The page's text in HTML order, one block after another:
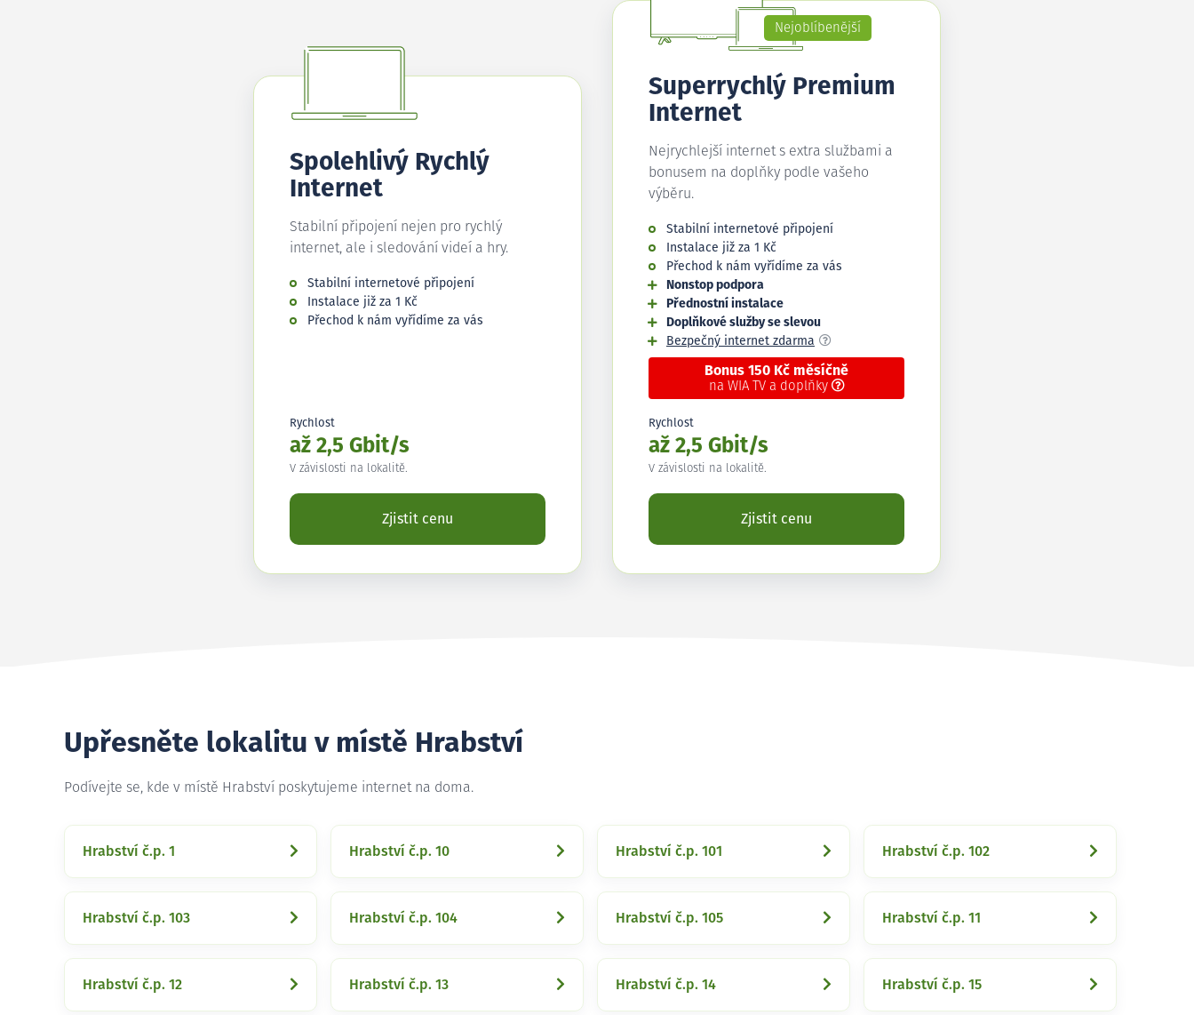
Spolehlivý Rychlý
Internet
Stabilní připojení nejen pro rychlý
internet, ale i sledování videí a hry.
Stabilní internetové připojení
Instalace již za 1 Kč
Přechod k nám vyřídíme za vás
Rychlost
až 2,5 Gbit/s
V závislosti na lokalitě.
Zjistit cenu
Nejoblíbenější
Superrychlý Premium
Internet
Nejrychlejší internet s extra službami a
bonusem na doplňky podle vašeho
výběru.
Stabilní internetové připojení
Instalace již za 1 Kč
Přechod k nám vyřídíme za vás
Nonstop podpora
Přednostní instalace
Doplňkové služby se slevou
Bezpečný internet zdarma
Bonus 150 Kč měsíčně
na WIA TV a doplňky
Rychlost
až 2,5 Gbit/s
V závislosti na lokalitě.
Zjistit cenu
Upřesněte lokalitu v místě Hrabství
Podívejte se, kde v místě Hrabství poskytujeme internet na doma.
Hrabství č.p. 1 Hrabství č.p. 10 Hrabství č.p. 101 Hrabství č.p. 102
Hrabství č.p. 103 Hrabství č.p. 104 Hrabství č.p. 105 Hrabství č.p. 11
Hrabství č.p. 12 Hrabství č.p. 13 Hrabství č.p. 14 Hrabství č.p. 15